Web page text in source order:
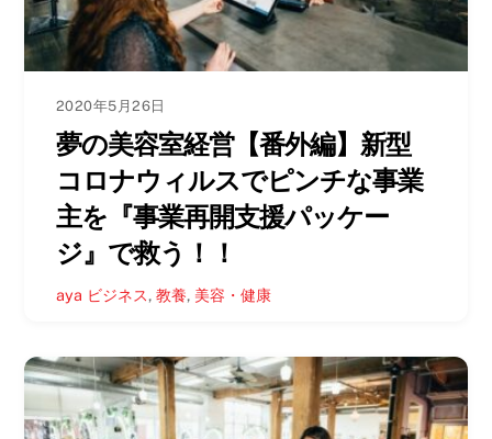
2020年5月26日
夢の美容室経営【番外編】新型
コロナウィルスでピンチな事業
主を『事業再開支援パッケー
ジ』で救う！！
aya ビジネス, 教養, 美容・健康